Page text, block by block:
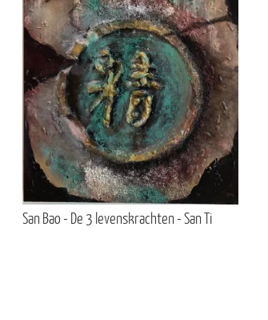
San Bao - De 3 levenskrachten - San Ti